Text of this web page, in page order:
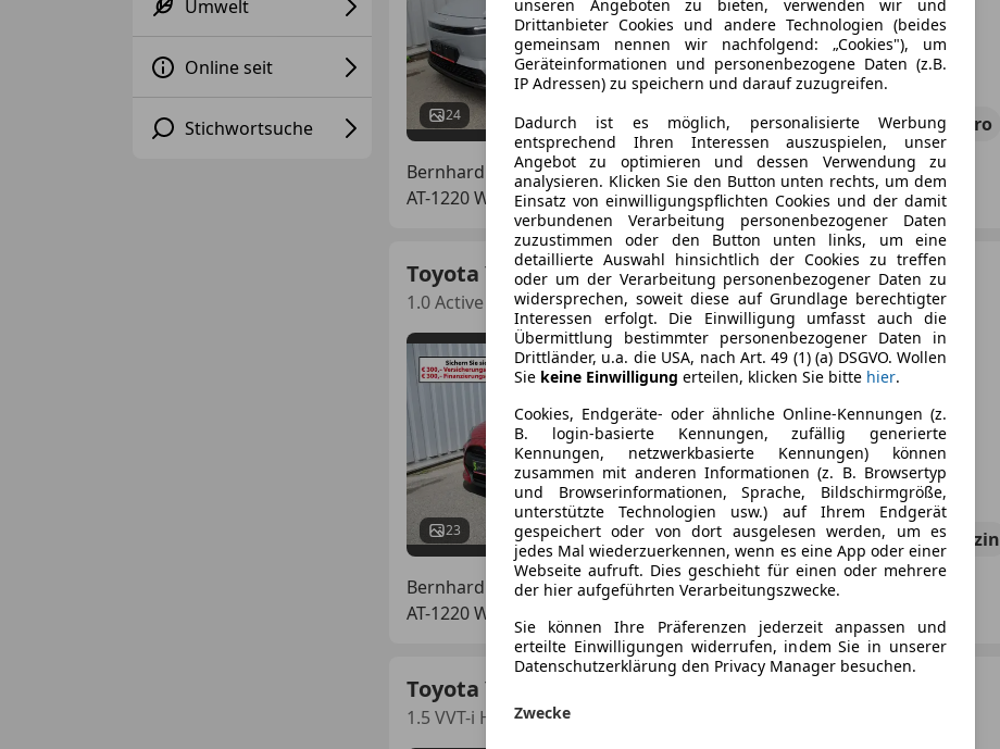
Umwelt
Online seit
Stichwortsuche
24 07/2026 5 555 km Elektro
Bernhard Kandl Autohandel GmbH
AT-1220 Wien
Toyota Yaris
1.0 Active ACC+Navi+Fernlichtass.+Kam.
23
€ 13 9901
04/2023 29 500 km Benzin
Bernhard Kandl Autohandel GmbH
AT-1220 Wien
Toyota Yaris Cross
1.5 VVT-i Hybrid Active Drive Aut.
unseren Angeboten zu bieten, verwenden wir und
Drittanbieter Cookies und andere Technologien (beides
gemeinsam nennen wir nachfolgend: „Cookies"), um
Geräteinformationen und personenbezogene Daten (z.B.
IP Adressen) zu speichern und darauf zuzugreifen.
Dadurch ist es möglich, personalisierte Werbung
entsprechend Ihren Interessen auszuspielen, unser
Angebot zu optimieren und dessen Verwendung zu
analysieren. Klicken Sie den Button unten rechts, um dem
Einsatz von einwilligungspflichten Cookies und der damit
verbundenen Verarbeitung personenbezogener Daten
zuzustimmen oder den Button unten links, um eine
detaillierte Auswahl hinsichtlich der Cookies zu treffen
oder um der Verarbeitung personenbezogener Daten zu
widersprechen, soweit diese auf Grundlage berechtigter
Interessen erfolgt. Die Einwilligung umfasst auch die
Übermittlung bestimmter personenbezogener Daten in
Drittländer, u.a. die USA, nach Art. 49 (1) (a) DSGVO. Wollen
Sie keine Einwilligung erteilen, klicken Sie bitte hier.
Cookies, Endgeräte- oder ähnliche Online-Kennungen (z.
B. login-basierte Kennungen, zufällig generierte
Kennungen, netzwerkbasierte Kennungen) können
zusammen mit anderen Informationen (z. B. Browsertyp
und Browserinformationen, Sprache, Bildschirmgröße,
unterstützte Technologien usw.) auf Ihrem Endgerät
gespeichert oder von dort ausgelesen werden, um es
jedes Mal wiederzuerkennen, wenn es eine App oder einer
Webseite aufruft. Dies geschieht für einen oder mehrere
der hier aufgeführten Verarbeitungszwecke.
Sie können Ihre Präferenzen jederzeit anpassen und
erteilte Einwilligungen widerrufen, indem Sie in unserer
Datenschutzerklärung den Privacy Manager besuchen.
Zwecke